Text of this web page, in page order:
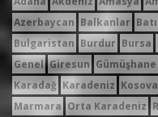
Azerbaycan Balkanlar
Bulgaristan Burdur Bursa
Genel Giresun Gümüşhane
Karadağ Karadeniz Kosova
Marmara Orta Karadeniz